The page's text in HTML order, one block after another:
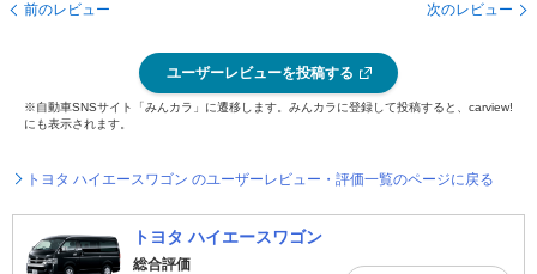
前のレビュー 次のレビュー
ユーザーレビューを投稿する
※自動車SNSサイト「みんカラ」に遷移します。みんカラに登録して投稿すると、carview!
にも表示されます。
トヨタ ハイエースワゴン のユーザーレビュー・評価一覧のページに戻る
トヨタ ハイエースワゴン
総合評価